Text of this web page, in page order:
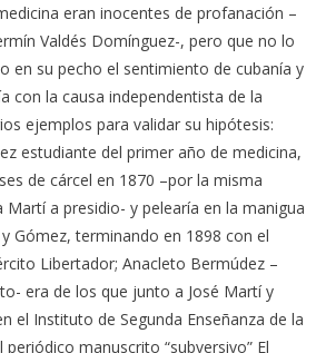
eran inocentes de profanación –
Valdés Domínguez-, pero que no lo
en su pecho el sentimiento de cubanía y
con la causa independentista de la
ejemplos para validar su hipótesis:
estudiante del primer año de medicina,
de cárcel en 1870 –por la misma
Martí a presidio- y pelearía en la manigua
Gómez, terminando en 1898 con el
Libertador; Anacleto Bermúdez –
era de los que junto a José Martí y
el Instituto de Segunda Enseñanza de la
manuscrito “subversivo” El